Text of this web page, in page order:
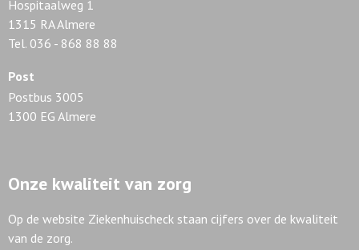
Hospitaalweg 1
1315 RA Almere
Tel. 036 - 868 88 88
Post
Postbus 3005
1300 EG Almere
Onze kwaliteit van zorg
Op de website Ziekenhuischeck staan cijfers over de kwaliteit
van de zorg.